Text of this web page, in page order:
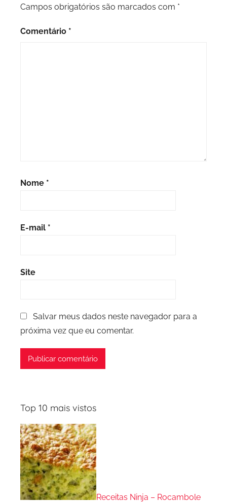
Campos obrigatórios são marcados com *
Comentário *
Nome *
E-mail *
Site
Salvar meus dados neste navegador para a
próxima vez que eu comentar.
Top 10 mais vistos
Receitas Ninja – Rocambole